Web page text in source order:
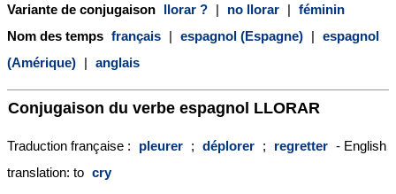
Variante de conjugaison llorar ? | no llorar | féminin
Nom des temps français | espagnol (Espagne) | espagnol
(Amérique) | anglais
Conjugaison du verbe espagnol LLORAR
Traduction française : pleurer ; déplorer ; regretter - English
translation: to cry